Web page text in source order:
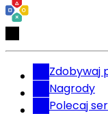
Zdobywaj
Nagrody
Polecaj